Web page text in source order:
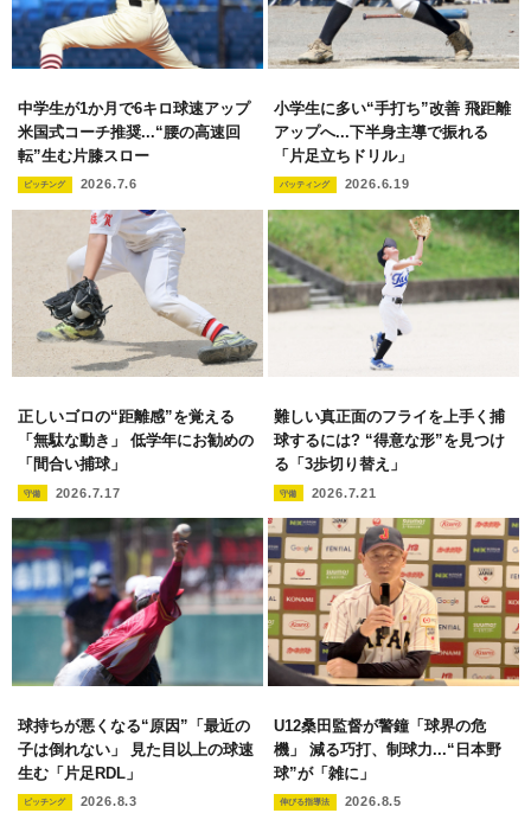
中学生が1か月で6キロ球速アップ
米国式コーチ推奨...“腰の高速回
転”生む片膝スロー
ピッチング 2026.7.6
小学生に多い“手打ち”改善 飛距離
アップへ...下半身主導で振れる
「片足立ちドリル」
バッティング 2026.6.19
正しいゴロの“距離感”を覚える
「無駄な動き」 低学年にお勧めの
「間合い捕球」
守備 2026.7.17
難しい真正面のフライを上手く捕
球するには? “得意な形”を見つけ
る「3歩切り替え」
守備 2026.7.21
球持ちが悪くなる“原因”「最近の
子は倒れない」 見た目以上の球速
生む「片足RDL」
ピッチング 2026.8.3
U12桑田監督が警鐘「球界の危
機」 減る巧打、制球力...“日本野
球”が「雑に」
伸びる指導法 2026.8.5